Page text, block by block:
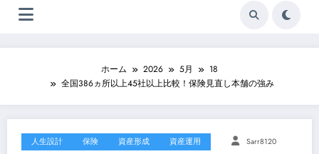
ホーム 2026 5月
18
全国386ヵ所以上45社以上比較！保険見直し本舗の強み
人生設計 保険 資産形成 資産運用 Sarr8120